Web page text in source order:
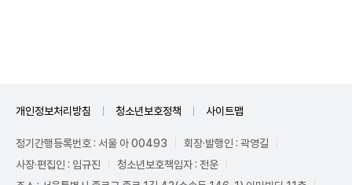
개인정보처리방침 청소년보호정책 사이트맵
정기간행등록번호 : 서울 아 00493
회장·발행인 : 곽영길
사장·편집인 : 임규진
청소년보호책임자 : 전운